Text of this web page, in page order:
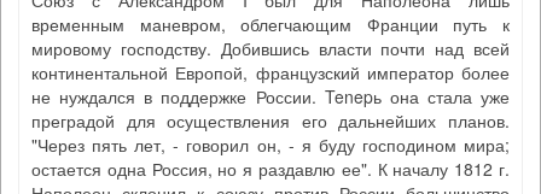
временным маневром, облегчающим Франции путь к
мировому господству. Добившись власти почти над всей
континентальной Европой, французский император более
не нуждался в поддержке России. Tenepь она стала уже
преградой для осуществления его дальнейших планов.
"Через пять лет, - говорил он, - я буду господином мира;
остается одна Россия, но я раздавлю ее". К началу 1812 г.